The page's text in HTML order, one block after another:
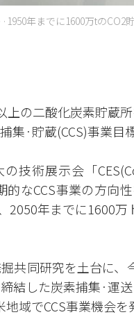
年までに1600万tのCO2
上の二酸化炭素貯蔵
·貯蔵(CCS)事業目
技術展示会「
なCCS事業の方向
2050年までに1600
共同研究を土台に
結した炭素捕集·運
域でCCS事業機会を